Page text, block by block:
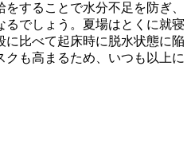
することで水分不足を防ぎ、
でしょう。夏場はとくに就寝
比べて起床時に脱水状態に陥
クも高まるため、いつも以上に